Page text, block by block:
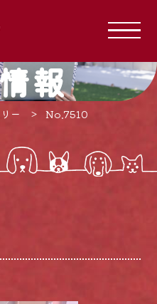
報
ー No.7510